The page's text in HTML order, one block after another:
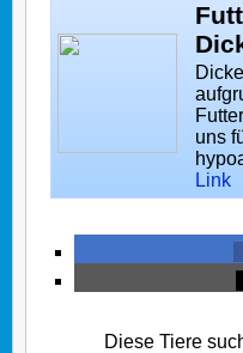
uns
Link
Diese Tiere